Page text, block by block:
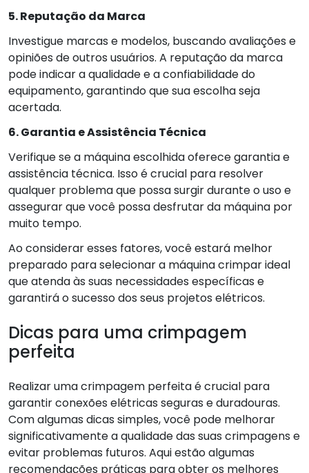
5. Reputação da Marca
Investigue marcas e modelos, buscando avaliações e
opiniões de outros usuários. A reputação da marca
pode indicar a qualidade e a confiabilidade do
equipamento, garantindo que sua escolha seja
acertada.
6. Garantia e Assistência Técnica
Verifique se a máquina escolhida oferece garantia e
assistência técnica. Isso é crucial para resolver
qualquer problema que possa surgir durante o uso e
assegurar que você possa desfrutar da máquina por
muito tempo.
Ao considerar esses fatores, você estará melhor
preparado para selecionar a máquina crimpar ideal
que atenda às suas necessidades específicas e
garantirá o sucesso dos seus projetos elétricos.
Dicas para uma crimpagem
perfeita
Realizar uma crimpagem perfeita é crucial para
garantir conexões elétricas seguras e duradouras.
Com algumas dicas simples, você pode melhorar
significativamente a qualidade das suas crimpagens e
evitar problemas futuros. Aqui estão algumas
recomendações práticas para obter os melhores